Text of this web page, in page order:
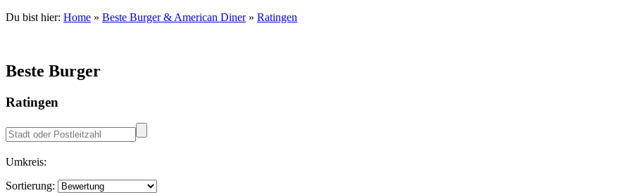
Du bist hier: Home » Beste Burger & American Diner» Ratingen
Beste Burger
Ratingen
Umkreis:
Sortierung: